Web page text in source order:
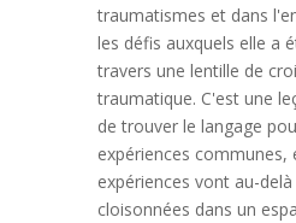
traumatismes et dans
les défis auxquels elle a
travers une lentille de
traumatique. C'est une
de trouver le langage
expériences communes,
expériences vont au-
cloisonnées dans un